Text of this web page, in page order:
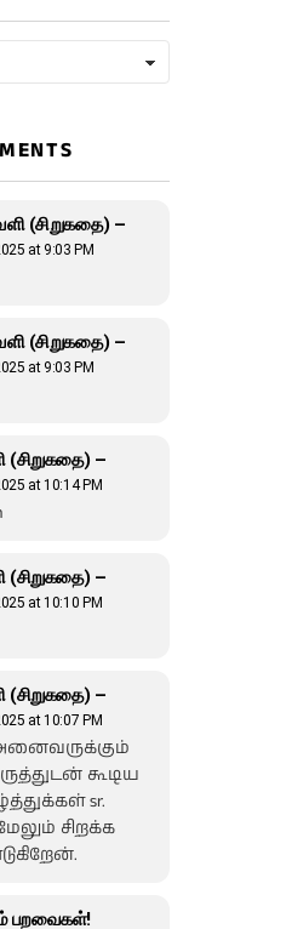
(சிறுகதை) –
at 9:03 PM
(சிறுகதை) –
at 9:03 PM
(சிறுகதை) –
at 10:14 PM
(சிறுகதை) –
at 10:10 PM
(சிறுகதை) –
at 10:07 PM
கூடிய
sr.
சிறக்க
பறவைகள்!